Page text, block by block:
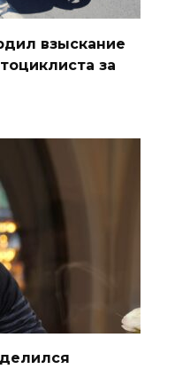
взыскание
за